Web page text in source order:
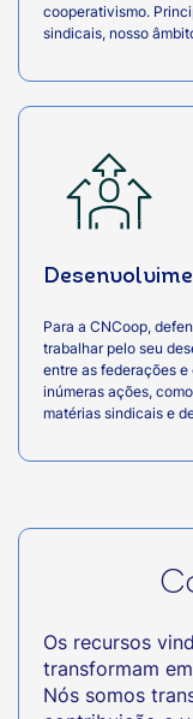
cooperativismo.
sindicais, nosso
Para a CNCoop,
trabalhar pelo seu
entre as federações
inúmeras ações,
matérias sindicais e
Os recursos
transformam
Nós somos